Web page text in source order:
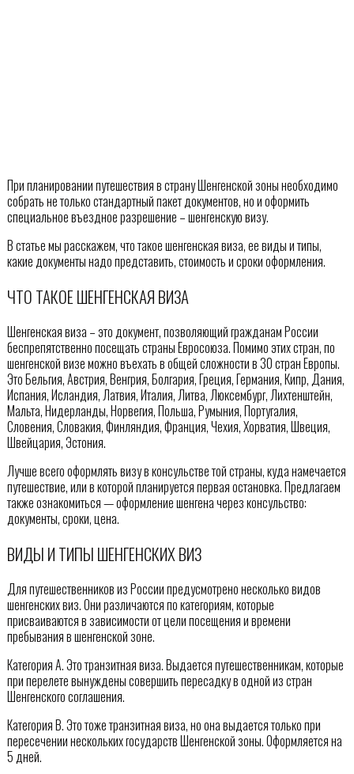
При планировании путешествия в страну Шенгенской зоны необходимо
собрать не только стандартный пакет документов, но и оформить
специальное въездное разрешение – шенгенскую визу.
В статье мы расскажем, что такое шенгенская виза, ее виды и типы,
какие документы надо представить, стоимость и сроки оформления.
ЧТО ТАКОЕ ШЕНГЕНСКАЯ ВИЗА
Шенгенская виза – это документ, позволяющий гражданам России
беспрепятственно посещать страны Евросоюза. Помимо этих стран, по
шенгенской визе можно въехать в общей сложности в 30 стран Европы.
Это Бельгия, Австрия, Венгрия, Болгария, Греция, Германия, Кипр, Дания,
Испания, Исландия, Латвия, Италия, Литва, Люксембург, Лихтенштейн,
Мальта, Нидерланды, Норвегия, Польша, Румыния, Португалия,
Словения, Словакия, Финляндия, Франция, Чехия, Хорватия, Швеция,
Швейцария, Эстония.
Лучше всего оформлять визу в консульстве той страны, куда намечается
путешествие, или в которой планируется первая остановка. Предлагаем
также ознакомиться — оформление шенгена через консульство:
документы, сроки, цена.
ВИДЫ И ТИПЫ ШЕНГЕНСКИХ ВИЗ
Для путешественников из России предусмотрено несколько видов
шенгенских виз. Они различаются по категориям, которые
присваиваются в зависимости от цели посещения и времени
пребывания в шенгенской зоне.
Категория А. Это транзитная виза. Выдается путешественникам, которые
при перелете вынуждены совершить пересадку в одной из стран
Шенгенского соглашения.
Категория В. Это тоже транзитная виза, но она выдается только при
пересечении нескольких государств Шенгенской зоны. Оформляется на
5 дней.